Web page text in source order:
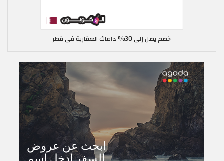
خصم يصل إلى 30% داماك العقارية في قطر